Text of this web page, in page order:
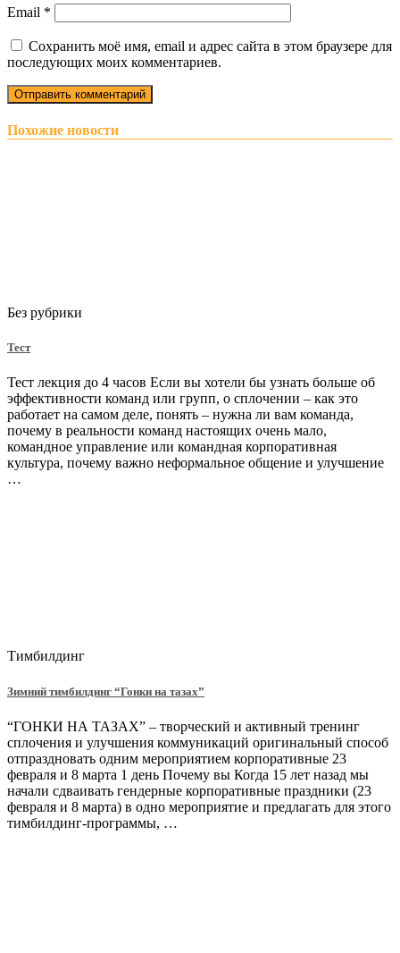
Email *
Сохранить моё имя, email и адрес сайта в этом браузере для
последующих моих комментариев.
Похожие новости
Без рубрики
Тест
Тест лекция до 4 часов Если вы хотели бы узнать больше об
эффективности команд или групп, о сплочении – как это
работает на самом деле, понять – нужна ли вам команда,
почему в реальности команд настоящих очень мало,
командное управление или командная корпоративная
культура, почему важно неформальное общение и улучшение
…
Тимбилдинг
Зимний тимбилдинг “Гонки на тазах”
“ГОНКИ НА ТАЗАХ” – творческий и активный тренинг
сплочения и улучшения коммуникаций оригинальный способ
отпраздновать одним мероприятием корпоративные 23
февраля и 8 марта 1 день Почему вы Когда 15 лет назад мы
начали сдваивать гендерные корпоративные праздники (23
февраля и 8 марта) в одно мероприятие и предлагать для этого
тимбилдинг-программы, …